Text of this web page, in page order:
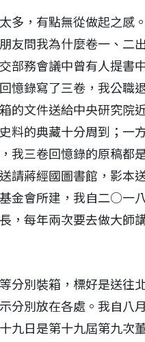
多，有點無從做起之感
友問我為什麼卷一、二
務會議中曾有人提書
憶錄寫了三卷，我公職
文件送給中央研究院
料的典藏十分周到；一
我三卷回憶錄的原稿都
請蔣經國圖書館，影本
金會所建，我自二○一
每年兩次要去做大師
分別裝箱，標好是送往
分別放在各處。我自八
九日是第十九屆第九次